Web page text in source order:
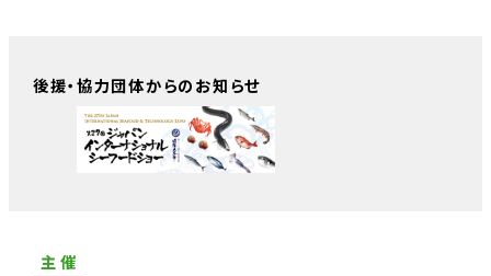
後援・協力団体からのお知らせ
主 催